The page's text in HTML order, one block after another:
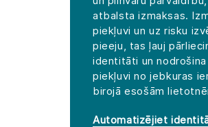
atbalsta izmaksas.
piekļuvi un uz risku
pieeju, tas ļauj
identitāti un
piekļuvi no jebkuras
birojā esošām
Automatizējiet